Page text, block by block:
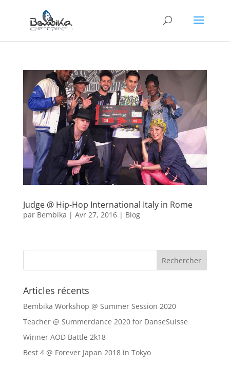
Judge @ Hip-Hop International Italy in Rome
par Bembika | Avr 27, 2016| Blog
Articles récents
Bembika Workshop @ Summer Session 2020
Teacher @ Summerdance 2020 for DanseSuisse
Winner AOD Battle 2k18
Best 4 @ Forever Japan 2018 in Tokyo